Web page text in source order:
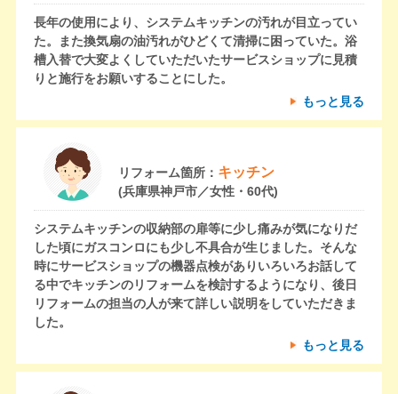
長年の使用により、システムキッチンの汚れが目立ってい
た。また換気扇の油汚れがひどくて清掃に困っていた。浴
槽入替で大変よくしていただいたサービスショップに見積
りと施行をお願いすることにした。
もっと見る
リフォーム箇所： キッチン
(兵庫県神戸市／女性・60代)
システムキッチンの収納部の扉等に少し痛みが気になりだ
した頃にガスコンロにも少し不具合が生じました。そんな
時にサービスショップの機器点検がありいろいろお話して
る中でキッチンのリフォームを検討するようになり、後日
リフォームの担当の人が来て詳しい説明をしていただきま
した。
もっと見る